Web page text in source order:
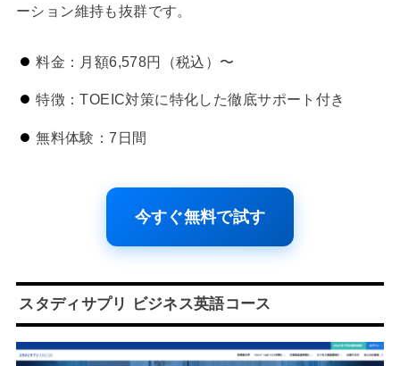
ーション維持も抜群です。
料金：月額6,578円（税込）〜
特徴：TOEIC対策に特化した徹底サポート付き
無料体験：7日間
今すぐ無料で試す
スタディサプリ ビジネス英語コース